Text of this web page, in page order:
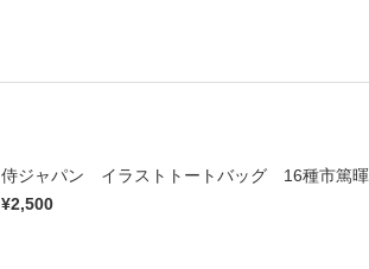
侍ジャパン イラストトートバッグ 16種市篤暉
¥2,500